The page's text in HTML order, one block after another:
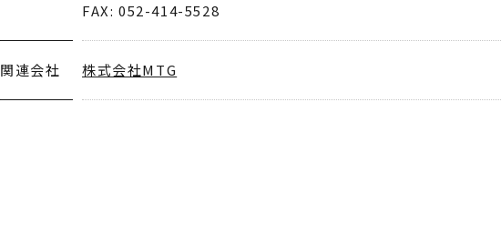
FAX: 052-414-5528
関連会社 株式会社MTG